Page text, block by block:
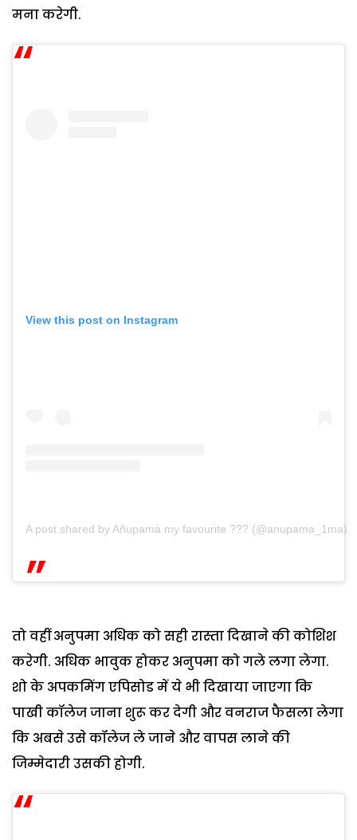
मना करेगी.
View this post on Instagram
A post shared by Añupamà my favourite ??? (@anupama_1ma)
तो वहीं अनुपमा अधिक को सही रास्ता दिखाने की कोशिश
करेगी. अधिक भावुक होकर अनुपमा को गले लगा लेगा.
शो के अपकमिंग एपिसोड में ये भी दिखाया जाएगा कि
पाखी कॉलेज जाना शुरू कर देगी और वनराज फैसला लेगा
कि अबसे उसे कॉलेज ले जाने और वापस लाने की
जिम्मेदारी उसकी होगी.